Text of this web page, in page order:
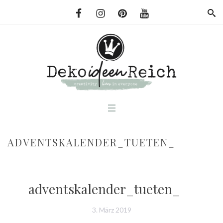
ADVENTSKALENDER_TUETEN_
adventskalender_tueten_
3. März 2019